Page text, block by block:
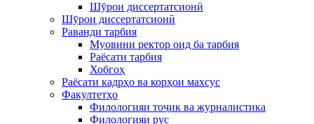
Шӯрои диссертатсионӣ
Шӯрои диссертатсионӣ
Раванди тарбия
Муовини ректор оид ба тарбия
Раёсати тарбия
Хобгоҳ
Раёсати кадрҳо ва корҳои махсус
Факултетҳо
Филологияи тоҷик ва журналистика
Филологияи рус